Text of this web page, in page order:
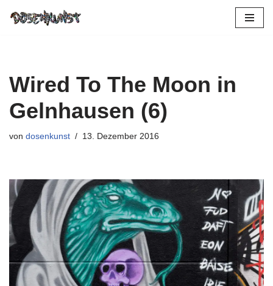
Wired To The Moon in
Gelnhausen (6)
von dosenkunst 13. Dezember 2016